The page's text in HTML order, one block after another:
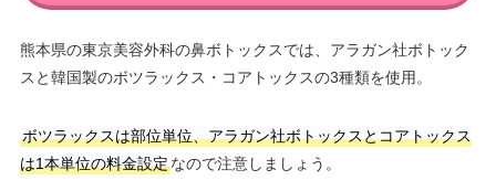
熊本県の東京美容外科の鼻ボトックスでは、アラガン社ボトック
スと韓国製のボツラックス・コアトックスの3種類を使用。
ボツラックスは部位単位、アラガン社ボトックスとコアトックス
は1本単位の料金設定なので注意しましょう。